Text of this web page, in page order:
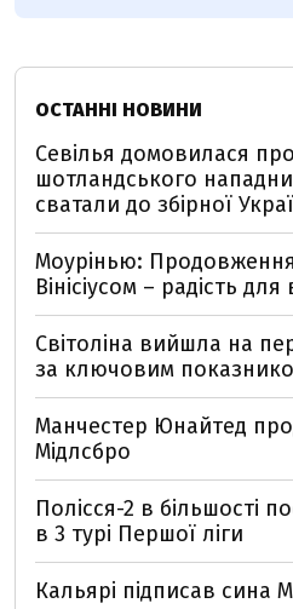
ОСТАННІ НОВИНИ
Севілья домовилася
шотландського
сватали до збірної
Моурінью:
Вінісіусом – радість для
Світоліна вийшла на
за ключовим
Манчестер Юнайтед
Мідлсбро
Полісся-2 в більшості
в 3 турі Першої ліги
Кальярі підписав сина